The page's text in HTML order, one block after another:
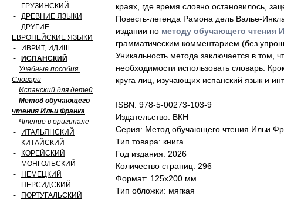
-
ГРУЗИНСКИЙ
- ДРЕВНИЕ ЯЗЫКИ
- ДРУГИЕ
ЕВРОПЕЙСКИЕ ЯЗЫКИ
-
ИВРИТ, ИДИШ
-
ИСПАНСКИЙ
Учебные пособия.
Словари
Испанский для детей
Метод обучающего
чтения Ильи Франка
Чтение в оригинале
-
ИТАЛЬЯНСКИЙ
-
КИТАЙСКИЙ
-
КОРЕЙСКИЙ
-
МОНГОЛЬСКИЙ
-
НЕМЕЦКИЙ
-
ПЕРСИДСКИЙ
-
ПОРТУГАЛЬСКИЙ
краях, где время словно остановилось,
Повесть-легенда Рамона дель Валье-
издании по методу обучающего чтения
грамматическим комментарием (без
Уникальность метода заключается в том,
необходимости использовать словарь.
круга лиц, изучающих испанский язык и
ISBN: 978-5-00273-103-9
Издательство: ВКН
Серия: Метод обучающего чтения Ильи
Тип товара: книга
Год издания: 2026
Количество страниц: 296
Формат: 125х200 мм
Тип обложки: мягкая